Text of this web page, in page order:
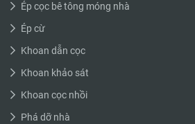
Ép cọc bê tông móng nhà
Ép cừ
Khoan dẫn cọc
Khoan khảo sát
Khoan cọc nhồi
Phá dỡ nhà